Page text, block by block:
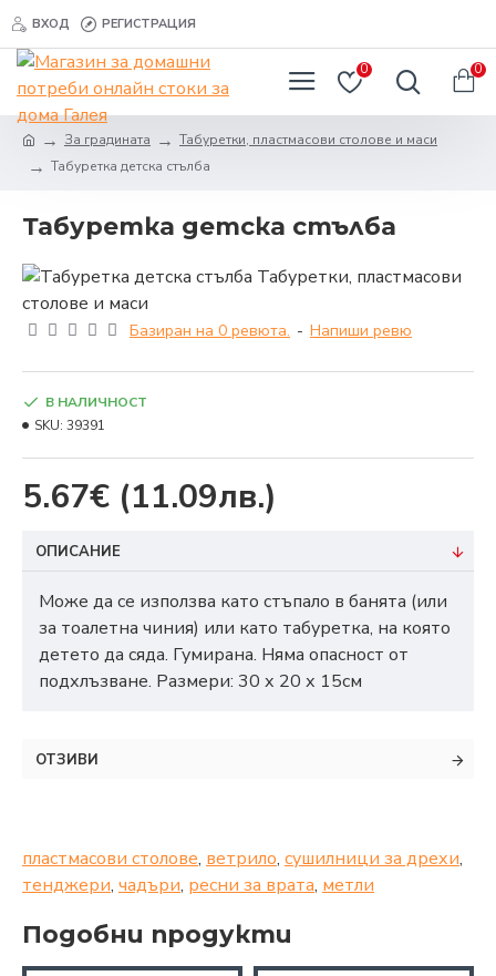
ВХОД РЕГИСТРАЦИЯ
0 0
За градината
Табуретки, пластмасови столове и маси
Табуретка детска стълба
Табуретка детска стълба
Базиран на 0 ревюта. - Напиши ревю
5.67€ (11.09лв.)
В НАЛИЧНОСТ
SKU: 39391
ОПИСАНИЕ
Може да се използва като стъпало в банята (или
за тоалетна чиния) или като табуретка, на която
детето да сяда. Гумирана. Няма опасност от
подхлъзване. Размери: 30 х 20 х 15см
ОТЗИВИ
пластмасови столове, ветрило, сушилници за дрехи,
тенджери, чадъри, ресни за врата, метли
Подобни продукти